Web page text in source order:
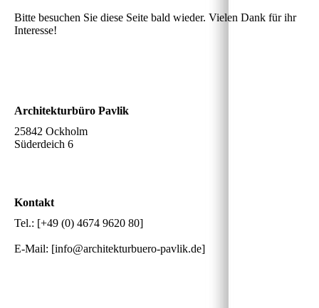
Bitte besuchen Sie diese Seite bald wieder. Vielen Dank für ihr
Interesse!
Architekturbüro Pavlik
25842 Ockholm
Süderdeich 6
Kontakt
Tel.: [+49 (0) 4674 9620 80]
E-Mail: [info@architekturbuero-pavlik.de]